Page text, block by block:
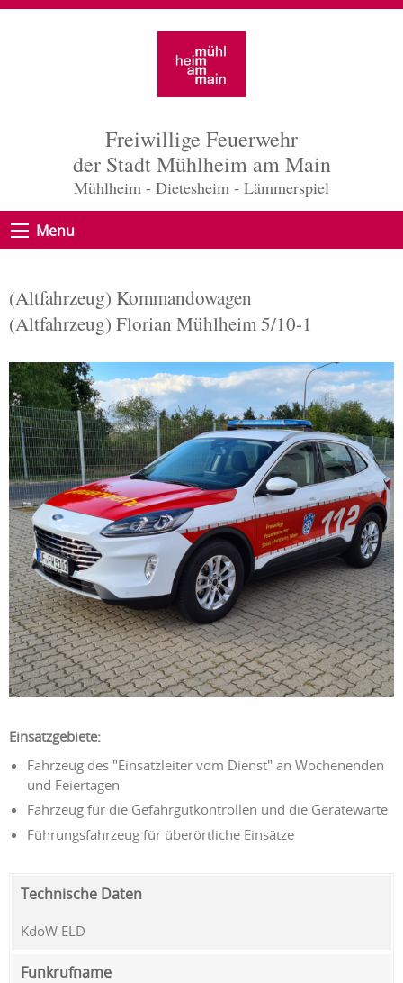
Freiwillige Feuerwehr
der Stadt Mühlheim am Main
Mühlheim - Dietesheim - Lämmerspiel
Menu
(Altfahrzeug) Kommandowagen
(Altfahrzeug) Florian Mühlheim 5/10-1
Einsatzgebiete:
Fahrzeug des "Einsatzleiter vom Dienst" an Wochenenden
und Feiertagen
Fahrzeug für die Gefahrgutkontrollen und die Gerätewarte
Führungsfahrzeug für überörtliche Einsätze
Technische Daten
KdoW ELD
Funkrufname